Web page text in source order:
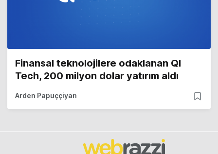
Finansal teknolojilere odaklanan QI
Tech, 200 milyon dolar yatırım aldı
Arden Papuççiyan